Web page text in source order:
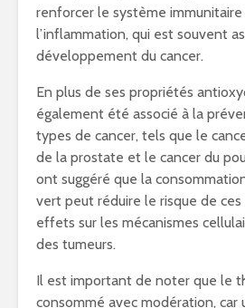
renforcer le système
l’inflammation, qui est souvent
développement du cancer.
En plus de ses propriétés
également été associé à la
types de cancer, tels que le
de la prostate et le cancer du
ont suggéré que la
vert peut réduire le risque de ces
effets sur les mécanismes
des tumeurs.
Il est important de noter que le
consommé avec modération, car